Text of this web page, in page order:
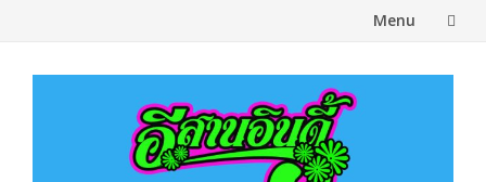
Menu